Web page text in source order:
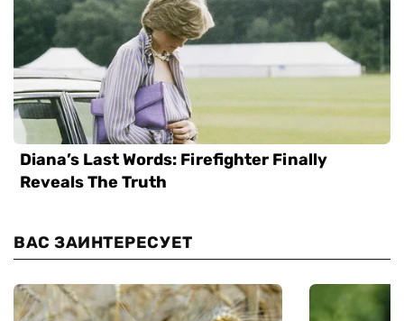
ВАС ЗАИНТЕРЕСУЕТ